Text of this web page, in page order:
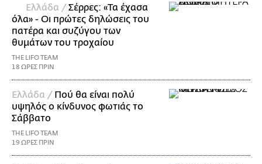
Ελλάδα /Σέρρες: «Τα έχασα
όλα» - Οι πρώτες δηλώσεις του
πατέρα και συζύγου των
θυμάτων του τροχαίου
THE LIFO TEAM
18 ΩΡΕΣ ΠΡΙΝ
Ελλάδα / Πού θα είναι πολύ
υψηλός ο κίνδυνος φωτιάς το
Σάββατο
THE LIFO TEAM
19 ΩΡΕΣ ΠΡΙΝ